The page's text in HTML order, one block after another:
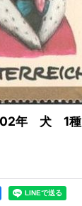
年 犬 1種